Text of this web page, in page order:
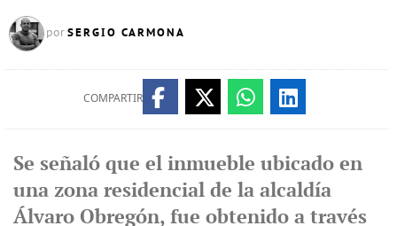
por SERGIO CARMONA
COMPARTIR
Se señaló que el inmueble ubicado en
una zona residencial de la alcaldía
Álvaro Obregón, fue obtenido a través